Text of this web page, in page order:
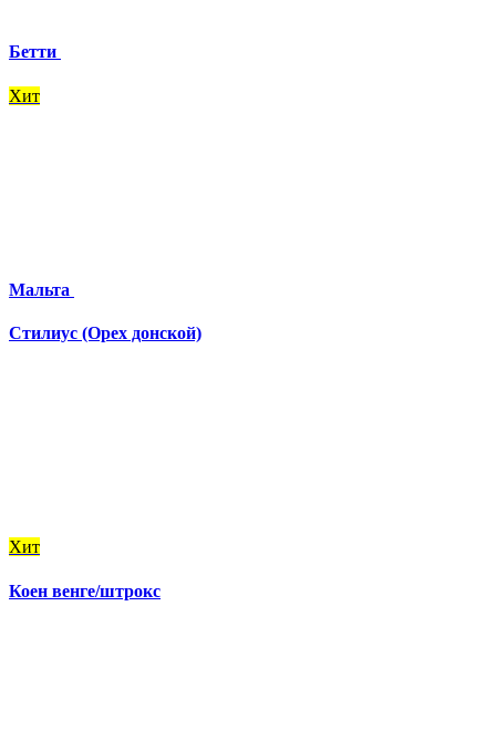
Бетти
Хит
Мальта
Стилиус (Орех донской)
Хит
Коен венге/штрокс